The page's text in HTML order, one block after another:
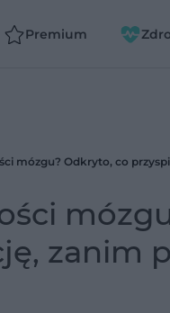
Premium
mózgu? Odkryto, co
zanim